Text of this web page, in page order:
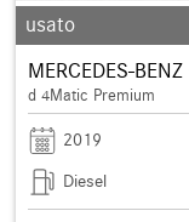
usato
MERCEDES-BENZ
d 4Matic Premium
2019
Diesel